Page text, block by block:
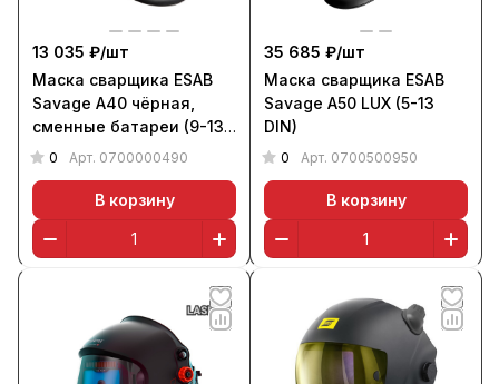
13 035 ₽/шт
Маска сварщика ESAB
Savage A40 чёрная,
сменные батареи (9-13
DIN)
0 Арт. 0700000490
В корзину
35 685 ₽/шт
Маска сварщика ESAB
Savage A50 LUX (5-13
DIN)
0 Арт. 0700500950
В корзину